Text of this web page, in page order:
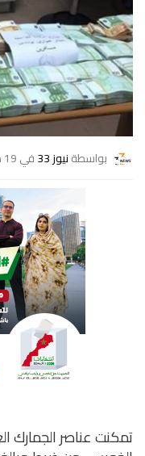
بواسطةنيوز 33 في 19 ديسمبر 2019
تمكنت عناصر الجمارك